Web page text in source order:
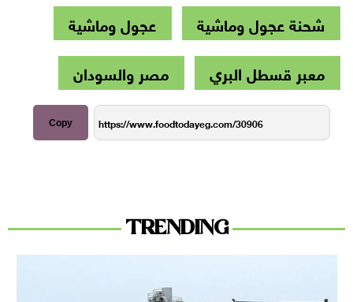
شحنة عجول وماشية
عجول وماشية
معبر قسطل البري
مصر والسودان
Copy
TRENDING